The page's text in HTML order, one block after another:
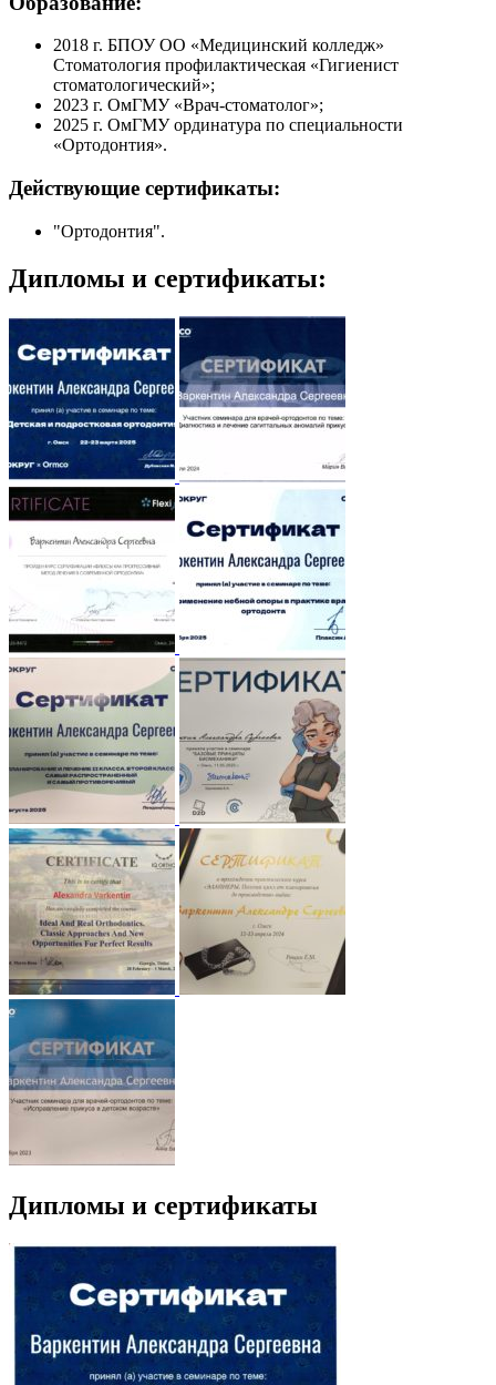
2018 г. БПОУ ОО «Медицинский колледж»
Стоматология профилактическая «Гигиенист
стоматологический»;
2023 г. ОмГМУ «Врач-стоматолог»;
2025 г. ОмГМУ ординатура по специальности
«Ортодонтия».
Действующие сертификаты:
"Ортодонтия".
Дипломы и сертификаты:
Дипломы и сертификаты